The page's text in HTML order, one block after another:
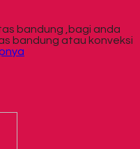
bandung ,bagi anda
bandung atau konveksi